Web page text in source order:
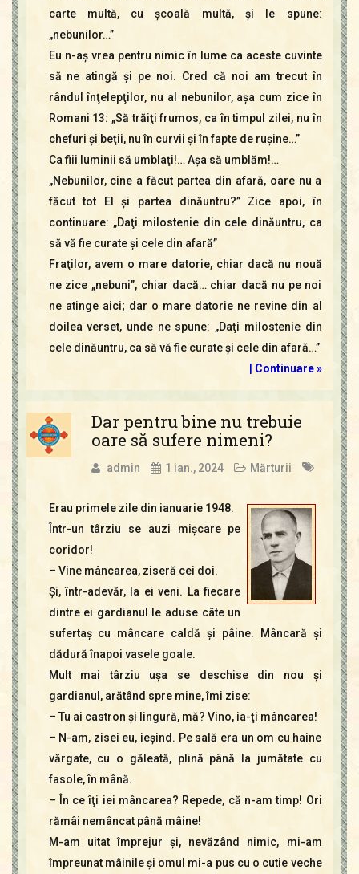
carte multă, cu şcoală multă, şi le spune:
„nebunilor…”
Eu n-aş vrea pentru nimic în lume ca aceste cuvinte
să ne atingă şi pe noi. Cred că noi am trecut în
rândul înţelepţilor, nu al nebunilor, aşa cum zice în
Romani 13: „Să trăiţi frumos, ca în timpul zilei, nu în
chefuri şi beţii, nu în curvii şi în fapte de ruşine…”
Ca fiii luminii să umblaţi!… Aşa să umblăm!…
„Nebunilor, cine a făcut partea din afară, oare nu a
făcut tot El şi partea dinăuntru?” Zice apoi, în
continuare: „Daţi milostenie din cele dinăuntru, ca
să vă fie curate şi cele din afară”
Fraţilor, avem o mare datorie, chiar dacă nu nouă
ne zice „nebuni”, chiar dacă… chiar dacă nu pe noi
ne atinge aici; dar o mare datorie ne revine din al
doilea verset, unde ne spune: „Daţi milostenie din
cele dinăuntru, ca să vă fie curate şi cele din afară…”
Continuare »
Dar pentru bine nu trebuie
oare să sufere nimeni?
admin 1 ian., 2024 Mărturii
Erau primele zile din ianuarie 1948.
Într-un târziu se auzi mişcare pe
coridor!
– Vine mâncarea, ziseră cei doi.
Şi, într-adevăr, la ei veni. La fiecare
dintre ei gardianul le aduse câte un
sufertaş cu mâncare caldă şi pâine. Mâncară şi
dădură înapoi vasele goale.
Mult mai târziu uşa se deschise din nou şi
gardianul, arătând spre mine, îmi zise:
– Tu ai castron şi lingură, mă? Vino, ia-ţi mâncarea!
– N-am, zisei eu, ieşind. Pe sală era un om cu haine
vărgate, cu o găleată, plină până la jumătate cu
fasole, în mână.
– În ce îţi iei mâncarea? Repede, că n-am timp! Ori
rămâi nemâncat până mâine!
M-am uitat împrejur şi, nevăzând nimic, mi-am
împreunat mâinile şi omul mi-a pus cu o cutie veche